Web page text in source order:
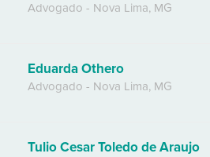
Advogado - Nova Lima, MG
Eduarda Othero
Advogado - Nova Lima, MG
Tulio Cesar Toledo de Araujo